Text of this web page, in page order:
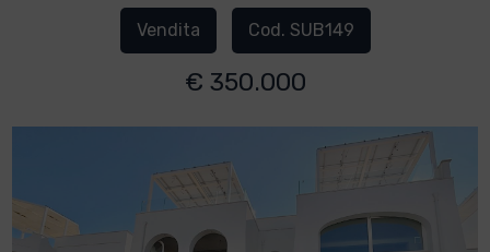
Vendita Cod. SUB149
€ 350.000
3 ]